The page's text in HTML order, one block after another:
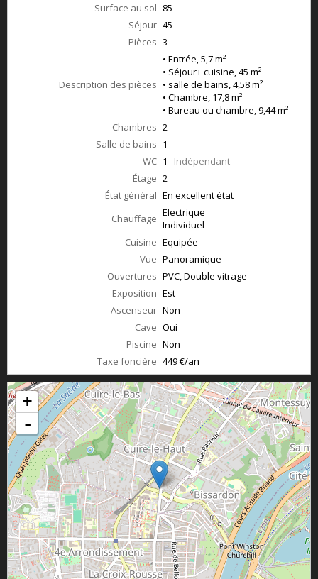
Surface au sol 85
Séjour 45
Pièces 3
Description des pièces
• Entrée, 5,7 m²
• Séjour+ cuisine, 45 m²
• salle de bains, 4,58 m²
• Chambre, 17,8 m²
• Bureau ou chambre, 9,44 m²
Chambres 2
Salle de bains 1
WC 1 Indépendant
Étage 2
État général En excellent état
Chauffage Electrique
Individuel
Cuisine Equipée
Vue Panoramique
Ouvertures PVC, Double vitrage
Exposition Est
Ascenseur Non
Cave Oui
Piscine Non
Taxe foncière 449 €/an
+
-